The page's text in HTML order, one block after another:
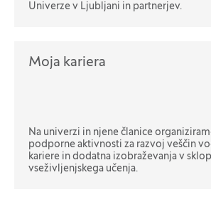
Univerze v Ljubljani in partnerjev.
Moja kariera
Na univerzi in njene članice
podporne aktivnosti za razvoj veščin
kariere in dodatna izobraževanja v
vseživljenjskega učenja.